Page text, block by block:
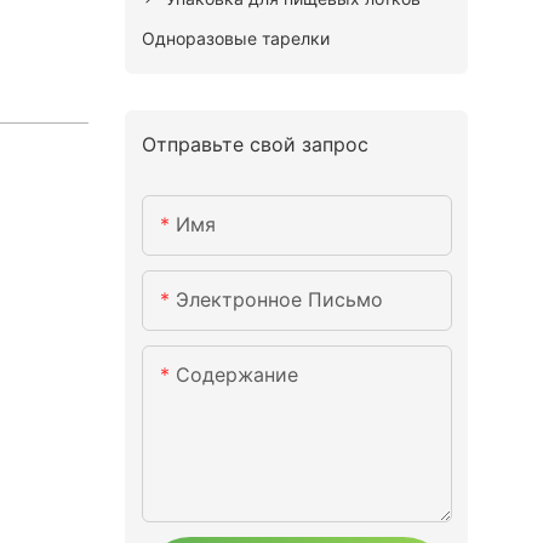
Одноразовые тарелки
Отправьте свой запрос
Имя
Электронное Письмо
Содержание